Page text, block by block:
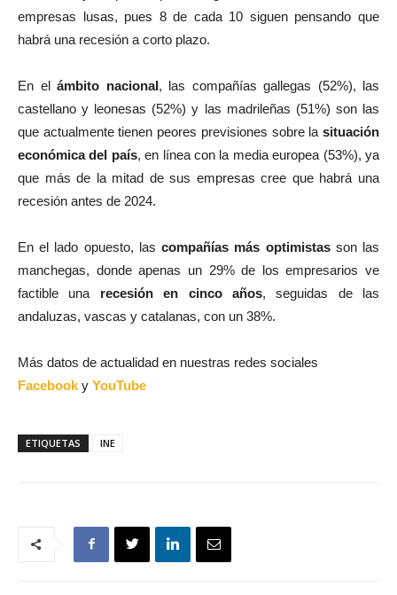
empresas lusas, pues 8 de cada 10 siguen pensando que
habrá una recesión a corto plazo.
En el ámbito nacional, las compañías gallegas (52%), las
castellano y leonesas (52%) y las madrileñas (51%) son las
que actualmente tienen peores previsiones sobre la situación
económica del país, en línea con la media europea (53%), ya
que más de la mitad de sus empresas cree que habrá una
recesión antes de 2024.
En el lado opuesto, lascompañías más optimistasson las
manchegas, donde apenas un 29% de los empresarios ve
factible una recesión en cinco años, seguidas de las
andaluzas, vascas y catalanas, con un 38%.
Más datos de actualidad en nuestras redes sociales
Facebook y YouTube
ETIQUETAS INE